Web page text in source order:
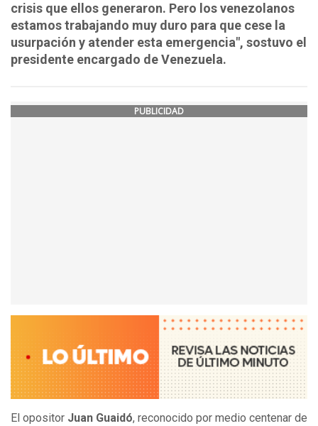
crisis que ellos generaron. Pero los venezolanos
estamos trabajando muy duro para que cese la
usurpación y atender esta emergencia", sostuvo el
presidente encargado de Venezuela.
PUBLICIDAD
El opositor Juan Guaidó, reconocido por medio centenar de